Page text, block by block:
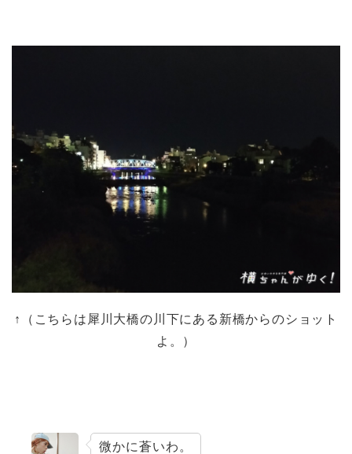
↑（こちらは犀川大橋の川下にある新橋からのショット
よ。）
微かに蒼いわ。